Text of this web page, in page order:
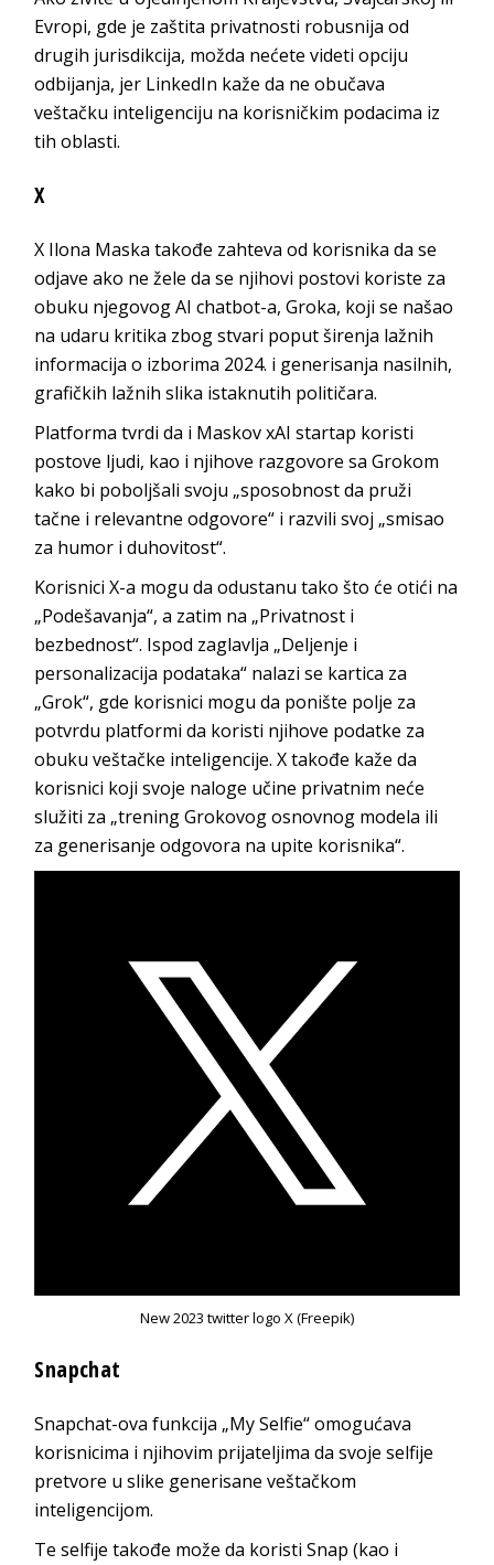
Evropi, gde je zaštita privatnosti robusnija od
drugih jurisdikcija, možda nećete videti opciju
odbijanja, jer LinkedIn kaže da ne obučava
veštačku inteligenciju na korisničkim podacima iz
tih oblasti.
X
X Ilona Maska takođe zahteva od korisnika da se
odjave ako ne žele da se njihovi postovi koriste za
obuku njegovog AI chatbot-a, Groka, koji se našao
na udaru kritika zbog stvari poput širenja lažnih
informacija o izborima 2024. i generisanja nasilnih,
grafičkih lažnih slika istaknutih političara.
Platforma tvrdi da i Maskov xAI startap koristi
postove ljudi, kao i njihove razgovore sa Grokom
kako bi poboljšali svoju „sposobnost da pruži
tačne i relevantne odgovore“ i razvili svoj „smisao
za humor i duhovitost“.
Korisnici X-a mogu da odustanu tako što će otići na
„Podešavanja“, a zatim na „Privatnost i
bezbednost“. Ispod zaglavlja „Deljenje i
personalizacija podataka“ nalazi se kartica za
„Grok“, gde korisnici mogu da ponište polje za
potvrdu platformi da koristi njihove podatke za
obuku veštačke inteligencije. X takođe kaže da
korisnici koji svoje naloge učine privatnim neće
služiti za „trening Grokovog osnovnog modela ili
za generisanje odgovora na upite korisnika“.
New 2023 twitter logo X (Freepik)
Snapchat
Snapchat-ova funkcija „My Selfie“ omogućava
korisnicima i njihovim prijateljima da svoje selfije
pretvore u slike generisane veštačkom
inteligencijom.
Te selfije takođe može da koristi Snap (kao i